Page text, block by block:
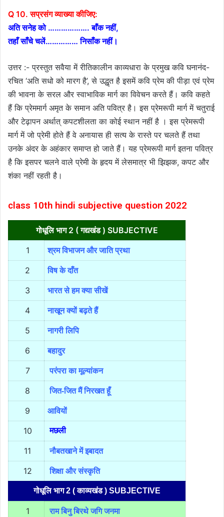
Q 10. सप्रसंग व्याख्या कीजिए:
अति सनेह को ………………. बाँक नहीं,
तहाँ साँचे चलें…………… निसाँक नहीं।
उत्तर :- प्रस्तुत सवैया में रीतिकालीन काव्यधारा के प्रमुख कवि घनानंद-
रचित ‘अति सधो को मारग है’, से उद्धृत है इसमें कवि प्रेम की पीड़ा एवं प्रेम
की भावना के सरल और स्वाभाविक मार्ग का विवेचन करते हैं। कवि कहते
हैं कि प्रेममार्ग अमृत के समान अति पवित्र है। इस प्रेमरूपी मार्ग में चतुराई
और टेढ़ापन अर्थात् कपटशीलता का कोई स्थान नहीं है । इस प्रेमरूपी
मार्ग में जो प्रेमी होते हैं वे अनायास ही सत्य के रास्ते पर चलते हैं तथा
उनके अंदर के अहंकार समाप्त हो जाते हैं। यह प्रेमरूपी मार्ग इतना पवित्र
है कि इसपर चलने वाले प्रेमी के हृदय में लेसमात्र भी झिझक, कपट और
शंका नहीं रहती है।
class 10th hindi subjective question 2022
गोधूलि भाग 2 ( गद्यखंड ) SUBJECTIVE
1
श्रम विभाजन और जाति प्रथा
2 विष के दाँत
3 भारत से हम क्या सीखें
4 नाखून क्यों बढ़ते हैं
5 नागरी लिपि
6 बहादुर
7 परंपरा का मूल्यांकन
8 जित-जित मैं निरखत हूँ
9 आवियों
10 मछली
11 नौबतखाने में इबादत
12 शिक्षा और संस्कृति
गोधूलि भाग 2 ( काव्यखंड ) SUBJECTIVE
1 राम बिनु बिरथे जगि जनमा